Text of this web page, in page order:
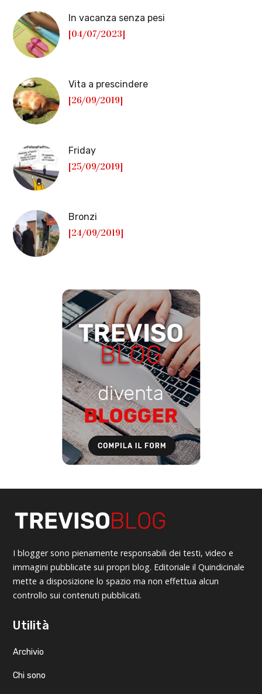
In vacanza senza pesi
[04/07/2023]
Vita a prescindere
[26/09/2019]
Friday
[25/09/2019]
Bronzi
[24/09/2019]
I blogger sono pienamente responsabili dei testi, video e
immagini pubblicate sui propri blog. Editoriale il Quindicinale
mette a disposizione lo spazio ma non effettua alcun
controllo sui contenuti pubblicati.
Utilità
Archivio
Chi sono